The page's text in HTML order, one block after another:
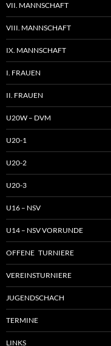
VII. MANNSCHAFT
VIII. MANNSCHAFT
IX. MANNSCHAFT
I. FRAUEN
II. FRAUEN
U20W – DVM
U20-1
U20-2
U20-3
U16 – NSV
U14 – NSV VORRUNDE
OFFENE TURNIERE
VEREINSTURNIERE
JUGENDSCHACH
TERMINE
LINKS